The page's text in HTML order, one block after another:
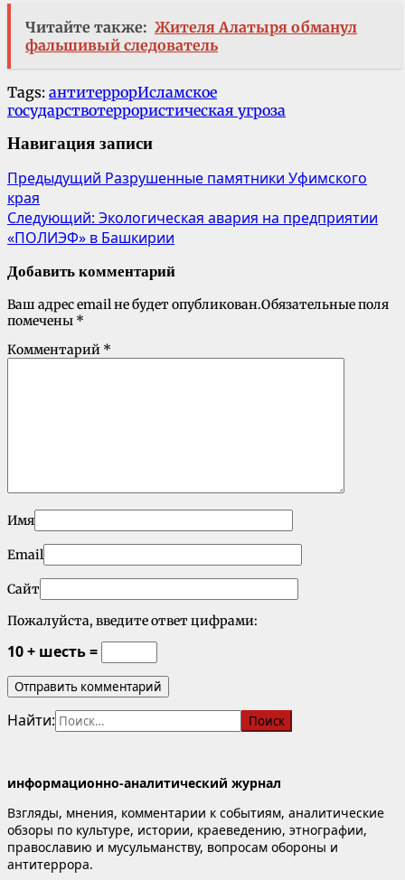
Читайте также: Жителя Алатыря обманул
фальшивый следователь
Tags: антитеррорИсламское
государствотеррористическая угроза
Навигация записи
Предыдущий Разрушенные памятники Уфимского
края
Следующий: Экологическая авария на предприятии
«ПОЛИЭФ» в Башкирии
Добавить комментарий
Ваш адрес email не будет опубликован.Обязательные поля
помечены *
Комментарий *
Имя
Email
Сайт
Пожалуйста, введите ответ цифрами:
10 + шесть =
Найти:
информационно-аналитический журнал
Взгляды, мнения, комментарии к событиям, аналитические
обзоры по культуре, истории, краеведению, этнографии,
православию и мусульманству, вопросам обороны и
антитеррора.